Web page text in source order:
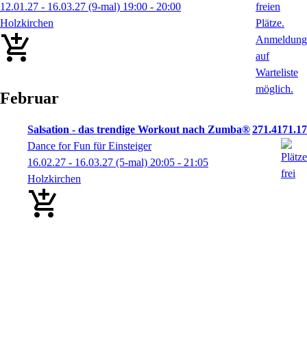
12.01.27 - 16.03.27 (9-mal) 19:00 - 20:00
Holzkirchen
Februar
Salsation - das trendige Workout nach Zumba®271.4171.17
Dance for Fun für Einsteiger
16.02.27 - 16.03.27 (5-mal) 20:05 - 21:05
Holzkirchen